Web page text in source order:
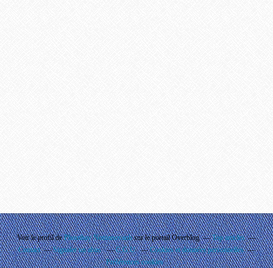
Voir le profil dePhouthay Nontanovanhsur le portail Overblog
Top articles
Contact
Signaler un abus C.G.U.
Cookies et données personnelles
Préférences cookies